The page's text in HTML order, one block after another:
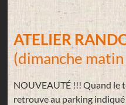
ATELIER
(dimanche
NOUVEAUTÉ !!! Quand le
retrouve au parking